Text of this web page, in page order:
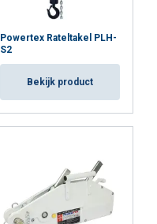
Powertex Rateltakel PLH-
S2
Bekijk product